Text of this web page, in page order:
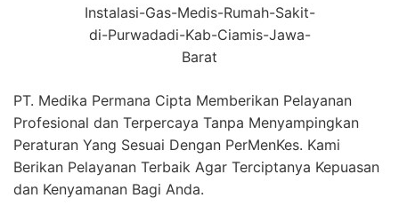
Instalasi-Gas-Medis-Rumah-Sakit-
di-Purwadadi-Kab-Ciamis-Jawa-
Barat
PT. Medika Permana Cipta Memberikan Pelayanan
Profesional dan Terpercaya Tanpa Menyampingkan
Peraturan Yang Sesuai Dengan PerMenKes. Kami
Berikan Pelayanan Terbaik Agar Terciptanya Kepuasan
dan Kenyamanan Bagi Anda.